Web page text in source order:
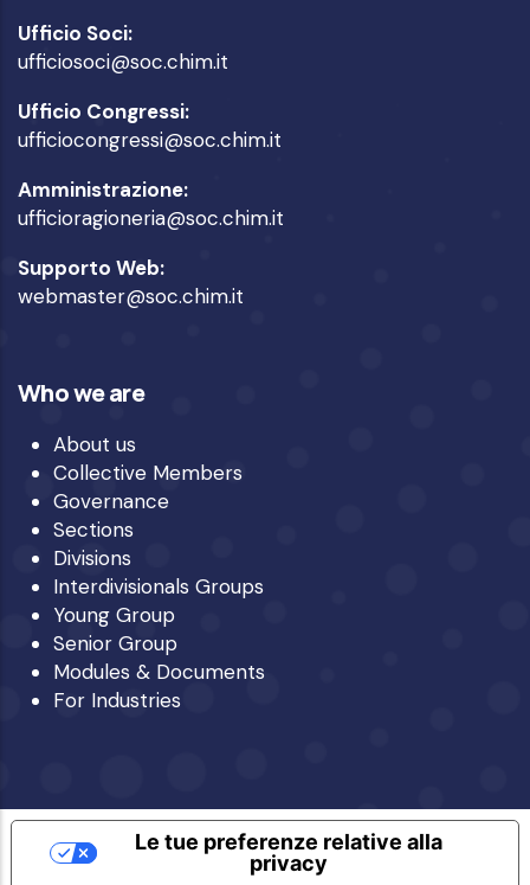
Ufficio Soci:
ufficiosoci@soc.chim.it
Ufficio Congressi:
ufficiocongressi@soc.chim.it
Amministrazione:
ufficioragioneria@soc.chim.it
Supporto Web:
webmaster@soc.chim.it
Who we are
About us
Collective Members
Governance
Sections
Divisions
Interdivisionals Groups
Young Group
Senior Group
Modules & Documents
For Industries
Le tue preferenze relative alla
privacy